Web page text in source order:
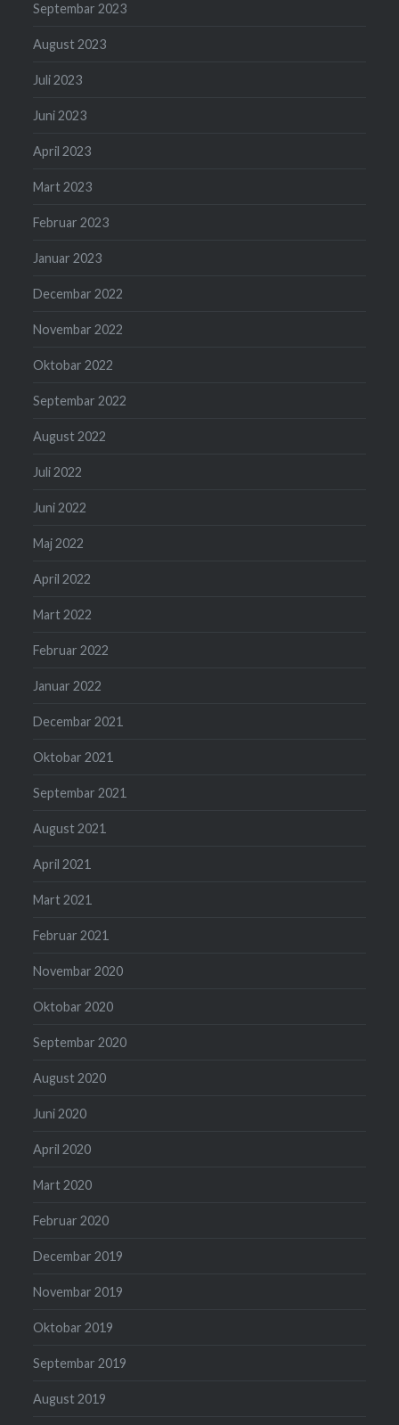
Septembar 2023
August 2023
Juli 2023
Juni 2023
April 2023
Mart 2023
Februar 2023
Januar 2023
Decembar 2022
Novembar 2022
Oktobar 2022
Septembar 2022
August 2022
Juli 2022
Juni 2022
Maj 2022
April 2022
Mart 2022
Februar 2022
Januar 2022
Decembar 2021
Oktobar 2021
Septembar 2021
August 2021
April 2021
Mart 2021
Februar 2021
Novembar 2020
Oktobar 2020
Septembar 2020
August 2020
Juni 2020
April 2020
Mart 2020
Februar 2020
Decembar 2019
Novembar 2019
Oktobar 2019
Septembar 2019
August 2019